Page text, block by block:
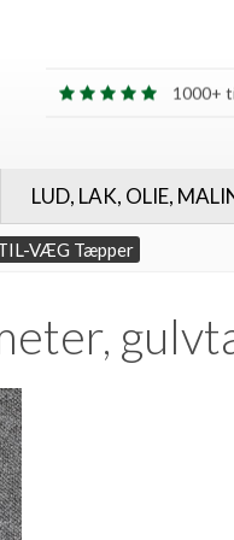
1000+
1000+
LUD, LAK, OLIE,
VÆG Tæpper